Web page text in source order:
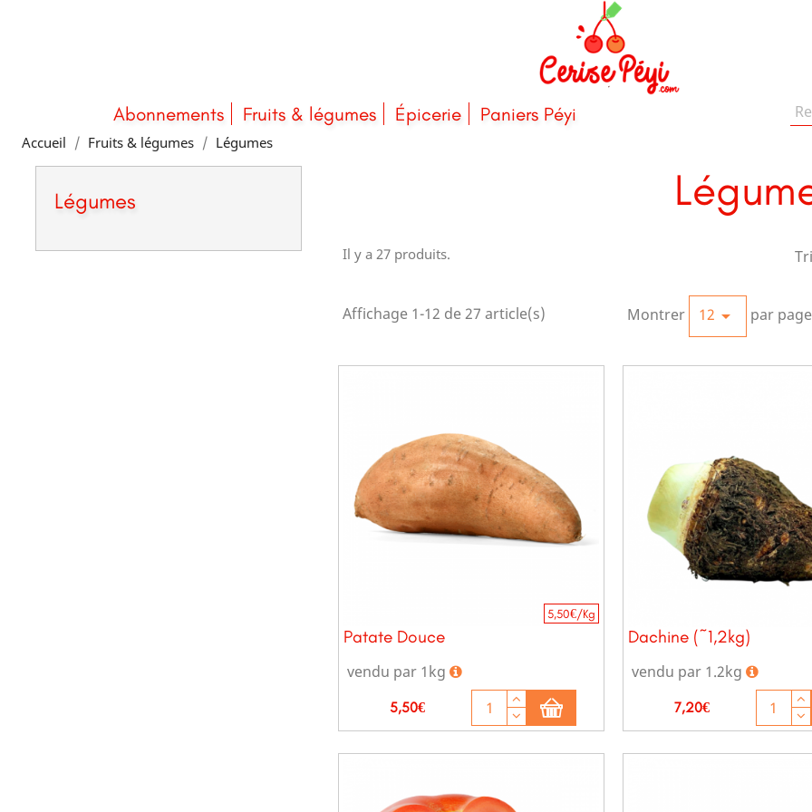
Abonnements Fruits & légumes Épicerie Paniers Péyi
Accueil Fruits & légumes Légumes
Légumes
Il y a 27 produits.
Affichage 1-12 de 27 article(s) Montrer 12  par page
Patate Douce
5,50€/Kg
vendu par 1kg
Prix
5,50€
Dachine (~1,2kg)
vendu par 1.2kg
Prix
7,20€